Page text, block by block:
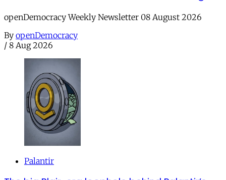
openDemocracy Weekly Newsletter 08 August 2026
By openDemocracy
/ 8 Aug 2026
Palantir